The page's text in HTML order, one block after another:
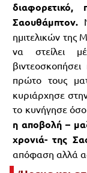
διαφορετικό,
Σαουθάμπτον.
ημιτελικών της
να στείλει
πρώτο τους
κυριάρχησε
το κυνήγησε
η αποβολή –
χρονιά- της
απόφαση αλλά